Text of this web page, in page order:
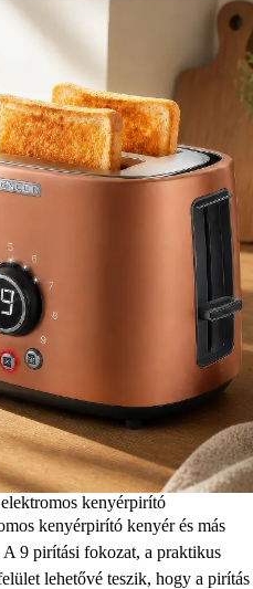
kenyérpirító
kenyérpirító kenyér és más
9 pirítási fokozat, a praktikus
lehetővé teszik, hogy a pirítás